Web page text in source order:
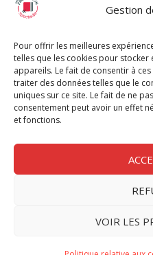
Gestion
Pour offrir les meilleures
telles que les cookies pour
appareils. Le fait de consentir à
traiter des données telles que le
uniques sur ce site. Le fait de ne
consentement peut avoir un effet
et fonctions.
VOIR LES
Chèque Intermittents
Chèque Compta
Chèque Emploi
G-Pods
Profession Audio-
Nous